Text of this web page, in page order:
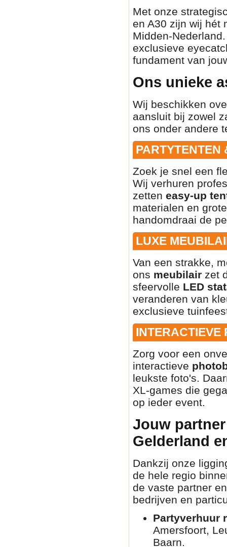
Met onze
en A30 zijn wij hét
Midden-
exclusieve
fundament van
Ons unieke
Wij beschikken
aansluit bij zowel
ons onder andere
PARTYTENTEN
Zoek je snel een
Wij verhuren
zetten easy-up
materialen en
handomdraai de
LUXE
Van een strakke,
ons meubilair zet
sfeervolle LED
veranderen van
exclusieve
INTERACTIEVE
Zorg voor een
interactieve
leukste foto's.
XL-games die
op ieder event.
Jouw
Gelderland
Dankzij onze
de hele regio
de vaste partner
bedrijven en
Partyverhuur
Amersfoort,
Baarn.